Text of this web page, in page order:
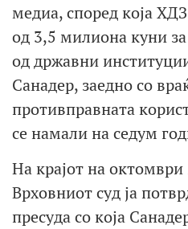
медиа, според која
од 3,5 милиона куни
од државни
Санадер, заедно со
противправната
се намали на седум
На крајот на
Врховниот суд ја
пресуда со која